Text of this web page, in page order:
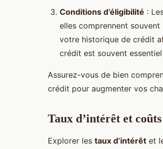
Conditions d’éligibilité :
elles comprennent
votre historique de crédit
crédit est souvent
Assurez-vous de bien
crédit pour augmenter vos
Taux d’intérêt et coûts
Explorer les taux d’intérêt et